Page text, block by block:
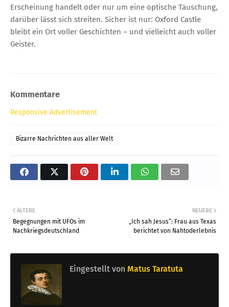
Erscheinung handelt oder nur um eine optische Täuschung,
darüber lässt sich streiten. Sicher ist nur: Oxford Castle
bleibt ein Ort voller Geschichten – und vielleicht auch voller
Geister.
Kommentare
Responsive Advertisement
Bizarre Nachrichten aus aller Welt
NEUERE
„Ich sah Jesus“: Frau aus Texas
berichtet von Nahtoderlebnis
ÄLTERE
Begegnungen mit UFOs im
Nachkriegsdeutschland
Eingestellt von Matus Taratuta